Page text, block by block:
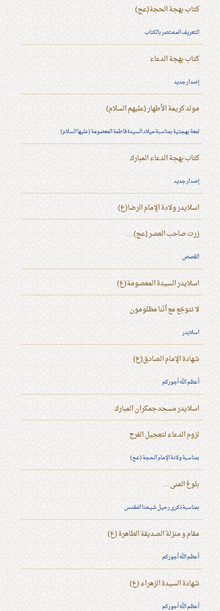
كتاب بهجة الحجة(عج)
التعريف المختصر بالكتاب
كتاب بهجة الدعاء
إصدار جديد
مولد كريمة الأطهار (عليهم السلام)
لمعة بهجتية بمناسبة ميلاد السيدة فاطمة المعصومة (عليها السلام)
كتاب بهجة الدعاء المبارك
إصدار جديد
اسلايدر ولادة الإمام الرضا(ع)
زرت صاحب العصر (عج) ...
القصص
اسلايدر السيدة المعصومة(ع)
لا نتوجّع مع أنّنا مظلومون
اسلايدر
شهادة الإمام الصادق(ع)
أعظم الله أجوركم
اسلايدر مسجد جمكران المبارك
لزوم الدعاء لتعجيل الفرج
بمناسبة ولادة الإمام الحجة (عج)
بلوغ المنى ...
بمناسبة ذكرى رحيل شيخنا المقدس
مقام و منزلة الصديقة الطاهرة (ع)
أعظم الله أجوركم
شهادة السيدة الزهراء (ع)
أعظم الله أجوركم